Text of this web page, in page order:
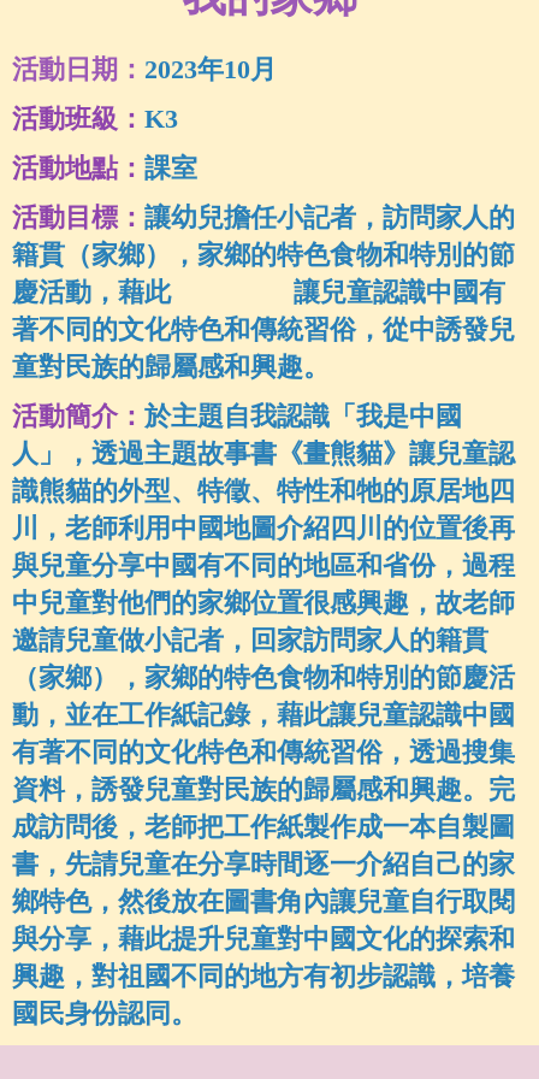
活動日期： 2023年10月
活動班級： K3
活動地點： 課室
活動目標： 讓幼兒擔任小記者，訪問家人的
籍貫（家鄉），家鄉的特色食物和特別的節
慶活動，藉此 讓兒童認識中國有
著不同的文化特色和傳統習俗，從中誘發兒
童對民族的歸屬感和興趣。
活動簡介： 於主題自我認識「我是中國
人」，透過主題故事書 《畫熊貓》讓兒童認
識熊貓的外型、特徵、特性和牠的原居地四
川，老師利用中國地圖介紹四川的位置後再
與兒童分享中國有不同的地區和省份，過程
中兒童對他們的家鄉位置很感興趣，故老師
邀請兒童做小記者，回家訪問家人的籍貫
（家鄉），家鄉的特色食物和特別的節慶活
動， 並在工作紙記錄， 藉此讓兒童認識中國
有著不同的文化特色和傳統習俗，透過搜集
資料，誘發兒童對民族的歸屬感和興趣。完
成訪問後，老師把工作紙製作成一本自製圖
書，先請兒童在分享時間逐一介紹自己的家
鄉特色，然後放在圖書角內讓兒童自行取閱
與分享，藉此提升兒童對中國文化的探索和
興趣， 對祖國不同的地方有初步認識，培養
國民身份認同 。